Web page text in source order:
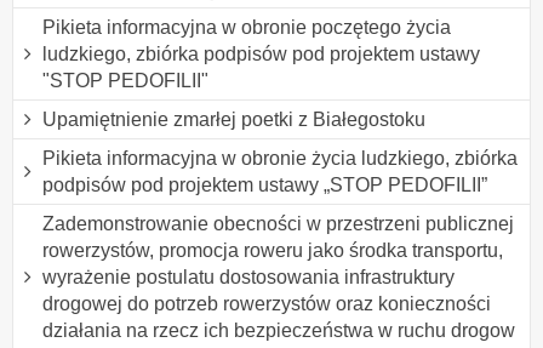
Pikieta informacyjna w obronie poczętego życia
ludzkiego, zbiórka podpisów pod projektem ustawy
"STOP PEDOFILII"
Upamiętnienie zmarłej poetki z Białegostoku
Pikieta informacyjna w obronie życia ludzkiego, zbiórka
podpisów pod projektem ustawy „STOP PEDOFILII”
Zademonstrowanie obecności w przestrzeni publicznej
rowerzystów, promocja roweru jako środka transportu,
wyrażenie postulatu dostosowania infrastruktury
drogowej do potrzeb rowerzystów oraz konieczności
działania na rzecz ich bezpieczeństwa w ruchu drogow